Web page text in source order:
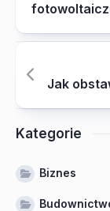
Jak
Kategorie
Biznes